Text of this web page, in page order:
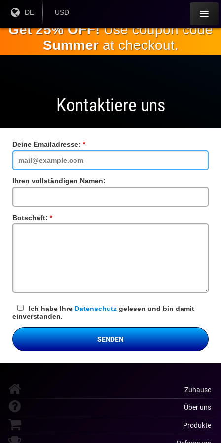
Hauptinhalt
Aktuelle
Sprache:
DE
Aktuelle
USD
Get 25% OFF!Use coupon code
Summerat checkout.
Kontaktiere uns
Deine Emailadresse:
Ihren vollständigen Namen:
Botschaft:
Ich habe Ihre Datenschutz gelesen und bin damit
einverstanden.
SENDEN
Zuhause
Über uns
Produkte